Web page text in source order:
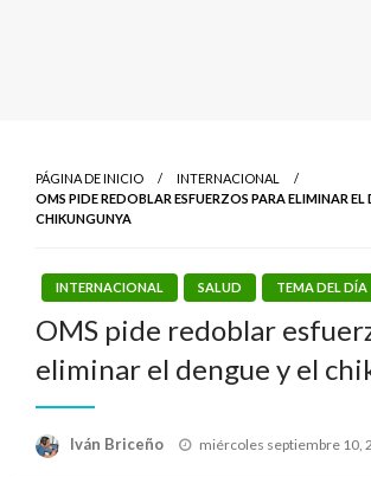
PÁGINA DE INICIO
INTERNACIONAL
OMS PIDE REDOBLAR ESFUERZOS PARA ELIMINAR EL
CHIKUNGUNYA
INTERNACIONAL SALUD TEMA DEL DÍA
OMS pide redoblar
eliminar el dengue y el
Iván Briceño
Publicado
miércoles septiembre 10,